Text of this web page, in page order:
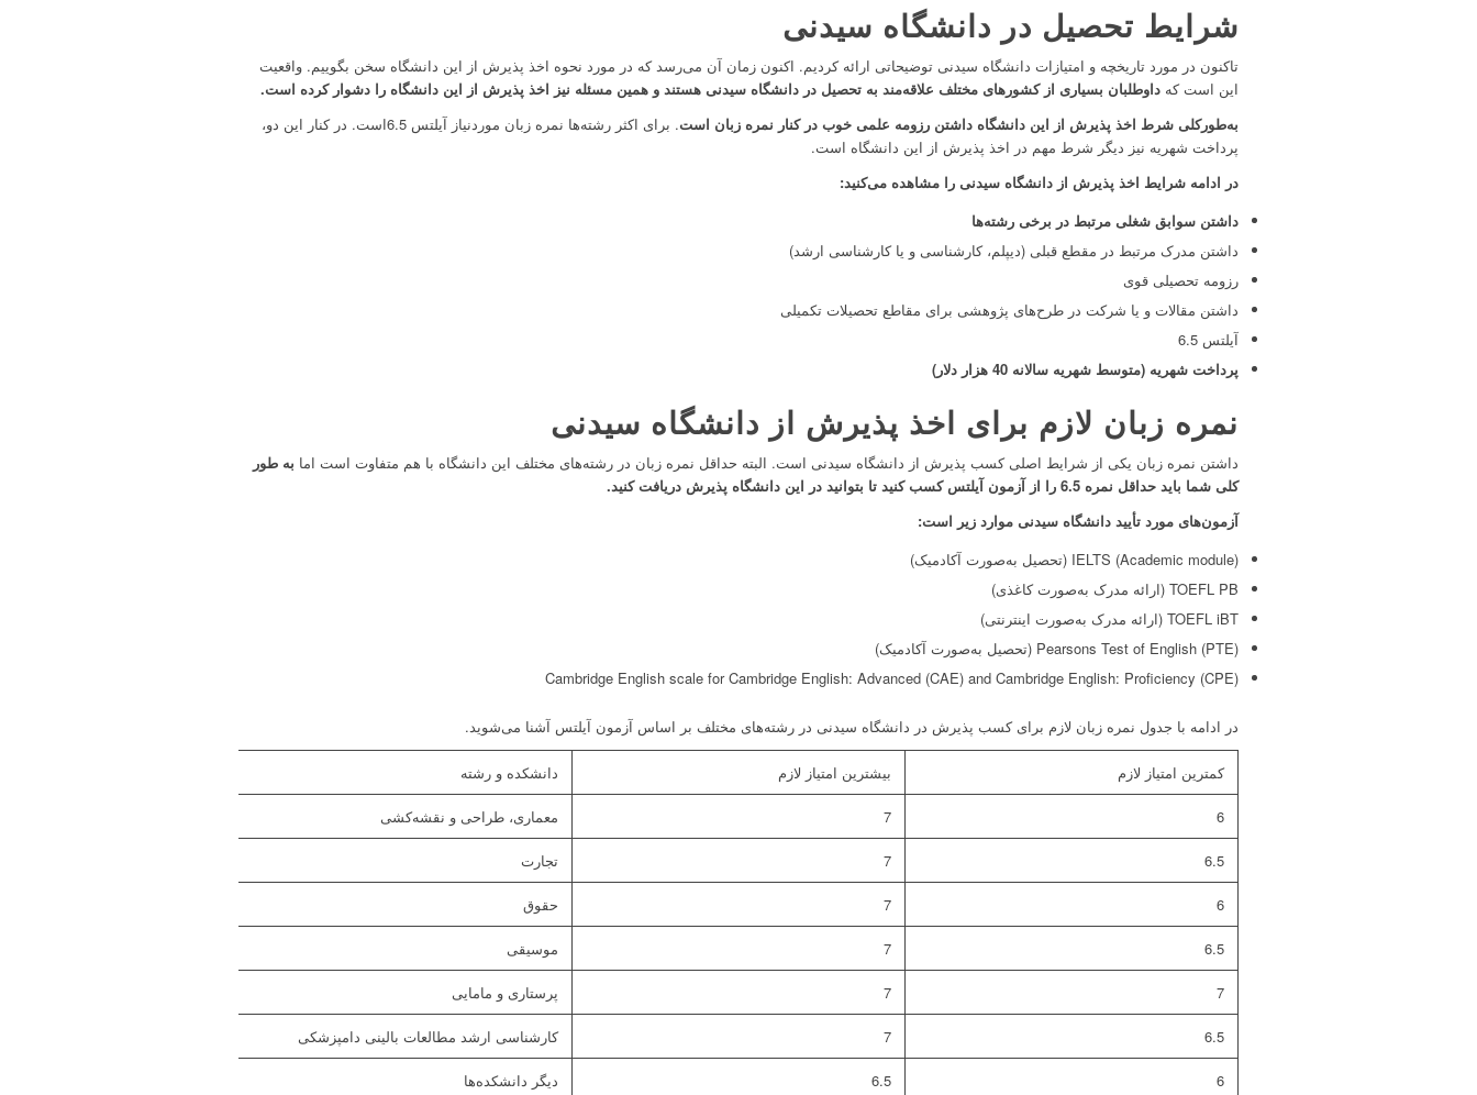
شرایط تحصیل در دانشگاه سیدنی
تاکنون در مورد تاریخچه و امتیازات دانشگاه سیدنی توضیحاتی ارائه کردیم. اکنون زمان آن می‌رسد که در مورد نحوه اخذ پذیرش از این دانشگاه سخن بگوییم. واقعیت
این است که داوطلبان بسیاری از کشورهای مختلف علاقه‌مند به تحصیل در دانشگاه سیدنی هستند و همین مسئله نیز اخذ پذیرش از این دانشگاه را دشوار کرده است.
به‌طورکلی شرط اخذ پذیرش از این دانشگاه داشتن رزومه علمی خوب در کنار نمره زبان است
. برای اکثر رشته‌ها نمره زبان موردنیاز آیلتس 6.5است. در کنار این دو،
پرداخت شهریه نیز دیگر شرط مهم در اخذ پذیرش از این دانشگاه است.
در ادامه شرایط اخذ پذیرش از دانشگاه سیدنی را مشاهده می‌کنید:
داشتن سوابق شغلی مرتبط در برخی رشته‌ها
داشتن مدرک مرتبط در مقطع قبلی (دیپلم، کارشناسی و یا کارشناسی ارشد)
رزومه تحصیلی قوی
داشتن مقالات و یا شرکت در طرح‌های پژوهشی برای مقاطع تحصیلات تکمیلی
آیلتس 6.5
پرداخت شهریه (متوسط شهریه سالانه 40 هزار دلار)
نمره زبان لازم برای اخذ پذیرش از دانشگاه سیدنی
داشتن نمره زبان یکی از شرایط اصلی کسب پذیرش از دانشگاه سیدنی است. البته حداقل نمره زبان در رشته‌های مختلف این دانشگاه با هم متفاوت است اما به طور
کلی شما باید حداقل نمره 6.5 را از آزمون آیلتس کسب کنید تا بتوانید در این دانشگاه پذیرش دریافت کنید.
آزمون‌های مورد تأیید دانشگاه سیدنی موارد زیر است:
IELTS (Academic module) (تحصیل به‌صورت آکادمیک)
TOEFL PB (ارائه مدرک به‌صورت کاغذی)
TOEFL iBT (ارائه مدرک به‌صورت اینترنتی)
Pearsons Test of English (PTE) (تحصیل به‌صورت آکادمیک)
Cambridge English scale for Cambridge English: Advanced (CAE) and Cambridge English: Proficiency (CPE)
در ادامه با جدول نمره زبان لازم برای کسب پذیرش در دانشگاه سیدنی در رشته‌های مختلف بر اساس آزمون آیلتس آشنا می‌شوید.
کمترین امتیاز لازم بیشترین امتیاز لازم دانشکده و رشته
6
7 معماری، طراحی و نقشه‌کشی
6.5
7 تجارت
6
7 حقوق
6.5
7 موسیقی
7
7 پرستاری و مامایی
6.5
7 کارشناسی ارشد مطالعات بالینی دامپزشکی
6
6.5 دیگر دانشکده­‌ها